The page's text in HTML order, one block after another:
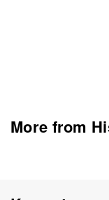
More from